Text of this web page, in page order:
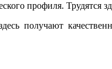
профиля. Трудятся
получают